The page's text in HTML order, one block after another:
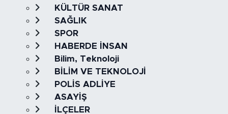
KÜLTÜR SANAT
SAĞLIK
SPOR
HABERDE İNSAN
Bilim, Teknoloji
BİLİM VE TEKNOLOJİ
POLİS ADLİYE
ASAYİŞ
İLÇELER